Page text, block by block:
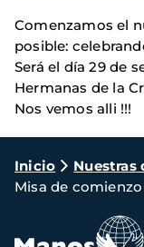
Comenzamos el
posible:
Será el día 29 de
Hermanas de la
Nos vemos alli !!!
Ruta
de
navegación
Inicio Nuestras
Misa de